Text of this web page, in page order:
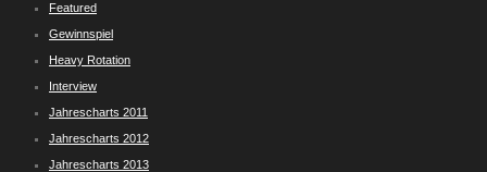
Featured
Gewinnspiel
Heavy Rotation
Interview
Jahrescharts 2011
Jahrescharts 2012
Jahrescharts 2013